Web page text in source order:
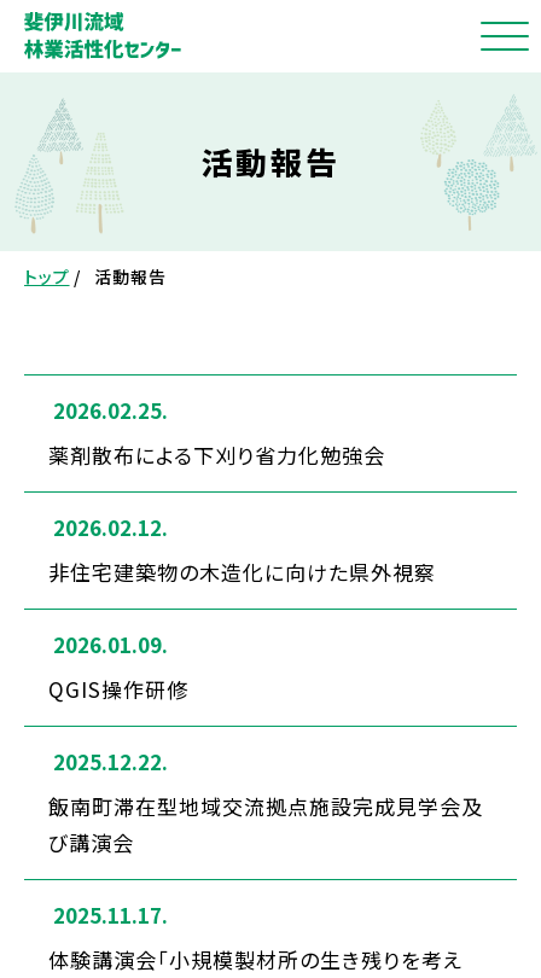
活動報告
トップ / 活動報告
2026.02.25.
薬剤散布による下刈り省力化勉強会
2026.02.12.
非住宅建築物の木造化に向けた県外視察
2026.01.09.
QGIS操作研修
2025.12.22.
飯南町滞在型地域交流拠点施設完成見学会及
び講演会
2025.11.17.
体験講演会「小規模製材所の生き残りを考え